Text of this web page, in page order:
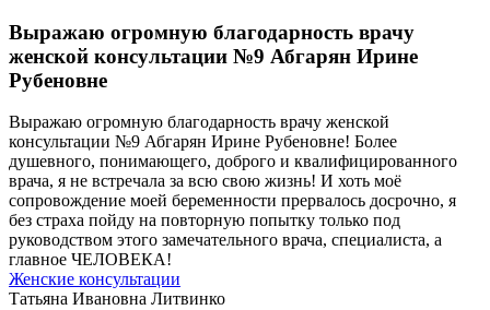
Выражаю огромную благодарность врачу
женской консультации №9 Абгарян Ирине
Рубеновне
Выражаю огромную благодарность врачу женской
консультации №9 Абгарян Ирине Рубеновне! Более
душевного, понимающего, доброго и квалифицированного
врача, я не встречала за всю свою жизнь! И хоть моё
сопровождение моей беременности прервалось досрочно, я
без страха пойду на повторную попытку только под
руководством этого замечательного врача, специалиста, а
главное ЧЕЛОВЕКА!
Женские консультации
Татьяна Ивановна Литвинко